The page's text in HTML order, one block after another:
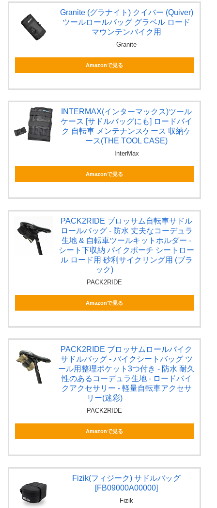
Granite (グラナイト) クイバー (Quiver)
ツールロールバッグ グラベル ロード
マウンテンバイク用
Granite
Amazonで見る
INTERMAX(インターマックス)ツール
ケース [サドルバッグにも] ロードバイ
ク 自転車 メンテナンスケース 収納ケ
ース(THE TOOL CASE)
InterMax
Amazonで見る
PACK2RIDE ブロッサム自転車サドル
ロールバッグ - 防水 丈夫なコーデュラ
生地 & 自転車ツールキットホルダー -
シート下収納 バイクポーチ シートロー
ル ロード用 砂利サイクリング用 (ブラ
ック)
PACK2RIDE
Amazonで見る
PACK2RIDE ブロッサムロールバイク
サドルバッグ - バイクシートバッグ ツ
ール用整理ポケット3つ付き - 防水 耐久
性のあるコーデュラ生地 - ロードバイ
クアクセサリー - 軽量自転車アクセサ
リー(迷彩)
PACK2RIDE
Amazonで見る
Fizik(フィジーク) サドルバッグ
[FB09000A00000]
Fizik